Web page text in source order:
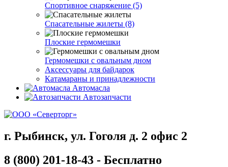
Спортивное снаряжение (5)
Спасательные жилеты (8)
Плоские гермомешки
Гермомешки с овальным дном
Аксессуары для байдарок
Катамараны и принадлежности
Автомасла
Автозапчасти
г. Рыбинск, ул. Гоголя д. 2 офис 2
8 (800) 201-18-43 - Бесплатно